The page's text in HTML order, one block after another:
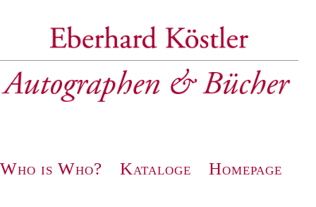
Navigation
Who is Who? Kataloge Homepage